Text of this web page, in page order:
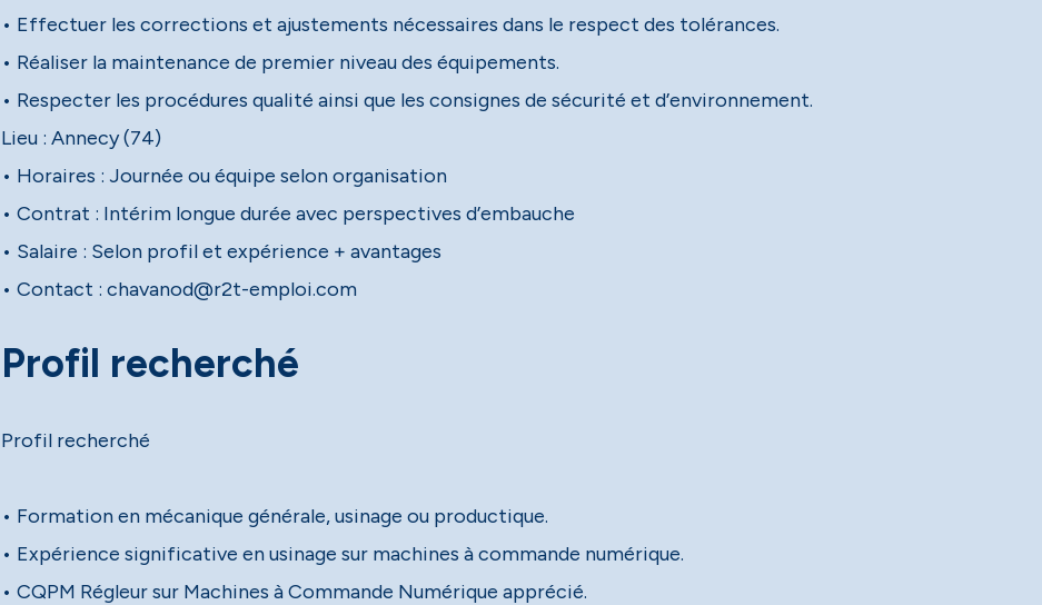
• Effectuer les corrections et ajustements nécessaires dans le respect des tolérances.
• Réaliser la maintenance de premier niveau des équipements.
• Respecter les procédures qualité ainsi que les consignes de sécurité et d’environnement.
Lieu : Annecy (74)
• Horaires : Journée ou équipe selon organisation
• Contrat : Intérim longue durée avec perspectives d’embauche
• Salaire : Selon profil et expérience + avantages
• Contact : chavanod@r2t-emploi.com
Profil recherché
Profil recherché
• Formation en mécanique générale, usinage ou productique.
• Expérience significative en usinage sur machines à commande numérique.
• CQPM Régleur sur Machines à Commande Numérique apprécié.